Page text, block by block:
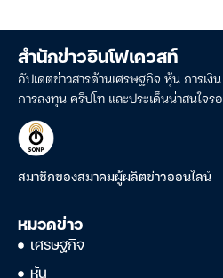
สำนักข่าวอินโฟเควสท์
อัปเดตข่าวสารด้านเศรษฐกิจ หุ้น การเงิน
การลงทุน คริปโท และประเด็นน่าสนใจร
สมาชิกของสมาคมผู้ผลิตข่าวออนไลน์
หมวดข่าว
เศรษฐกิจ
หุ้น